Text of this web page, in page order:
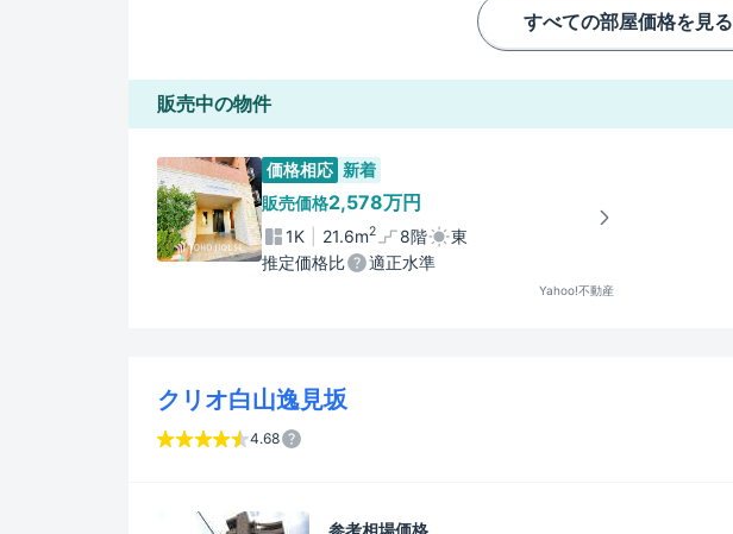
すべての部屋価格を見る
販売中の物件
価格相応 新着
販売価格2,578万円
1K 21.6m2 8階
東
推定価格比
適正水準
Yahoo!不動産
クリオ白山逸見坂
4.68